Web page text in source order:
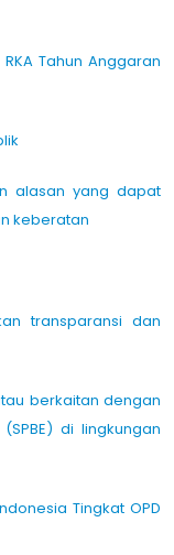
Tahun Anggaran
alasan yang dapat
keberatan
transparansi dan
berkaitan dengan
di lingkungan
Tingkat OPD